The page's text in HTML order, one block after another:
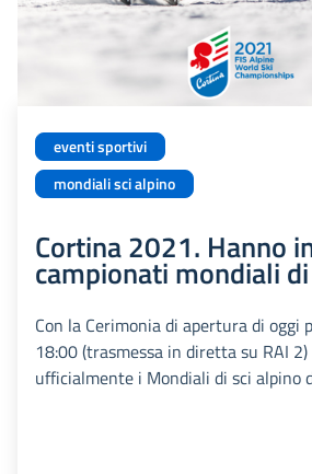
eventi sportivi
mondiali sci alpino
Cortina 2021. Hanno
campionati mondiali
Con la Cerimonia di apertura di oggi
18:00 (trasmessa in diretta su RAI
ufficialmente i Mondiali di sci alpino